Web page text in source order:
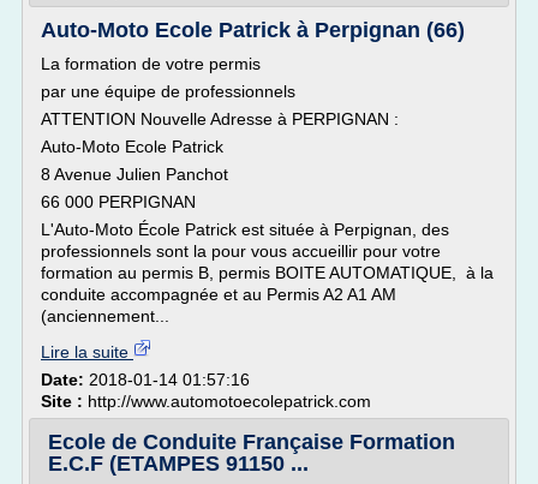
Auto-Moto Ecole Patrick à Perpignan (66)
La formation de votre permis
par une équipe de professionnels
ATTENTION Nouvelle Adresse à PERPIGNAN :
Auto-Moto Ecole Patrick
8 Avenue Julien Panchot
66 000 PERPIGNAN
L'Auto-Moto École Patrick est située à Perpignan, des
professionnels sont la pour vous accueillir pour votre
formation au permis B, permis BOITE AUTOMATIQUE, à la
conduite accompagnée et au Permis A2 A1 AM
(anciennement...
Lire la suite
Date: 2018-01-14 01:57:16
Site : http://www.automotoecolepatrick.com
Ecole de Conduite Française Formation
E.C.F (ETAMPES 91150 ...